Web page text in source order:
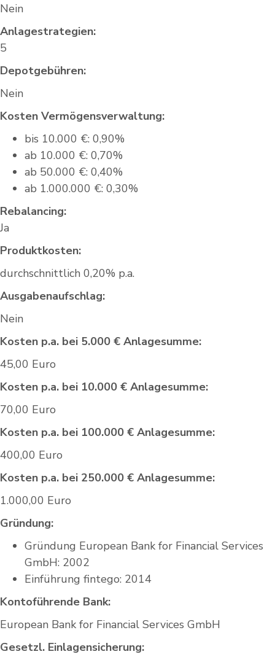
Nein
Anlagestrategien:
5
Depotgebühren:
Nein
Kosten Vermögensverwaltung:
bis 10.000 €: 0,90%
ab 10.000 €: 0,70%
ab 50.000 €: 0,40%
ab 1.000.000 €: 0,30%
Rebalancing:
Ja
Produktkosten:
durchschnittlich 0,20% p.a.
Ausgabenaufschlag:
Nein
Kosten p.a. bei 5.000 € Anlagesumme:
45,00 Euro
Kosten p.a. bei 10.000 € Anlagesumme:
70,00 Euro
Kosten p.a. bei 100.000 € Anlagesumme:
400,00 Euro
Kosten p.a. bei 250.000 € Anlagesumme:
1.000,00 Euro
Gründung:
Gründung European Bank for Financial Services
GmbH: 2002
Einführung fintego: 2014
Kontoführende Bank:
European Bank for Financial Services GmbH
Gesetzl. Einlagensicherung: